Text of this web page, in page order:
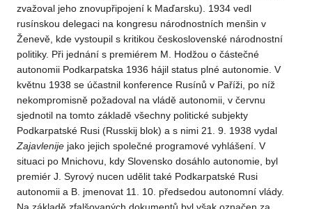
zvažoval jeho znovupřipojení k Maďarsku). 1934 vedl
rusínskou delegaci na kongresu národnostních menšin v
Ženevě, kde vystoupil s kritikou československé národnostní
politiky. Při jednání s premiérem M. Hodžou o částečné
autonomii Podkarpatska 1936 hájil status plné autonomie. V
květnu 1938 se účastnil konference Rusínů v Paříži, po níž
nekompromisně požadoval na vládě autonomii, v červnu
sjednotil na tomto základě všechny politické subjekty
Podkarpatské Rusi (Russkij blok) a s nimi 21. 9. 1938 vydal
Zajavlenije jako jejich společné programové vyhlášení. V
situaci po Mnichovu, kdy Slovensko dosáhlo autonomie, byl
premiér J. Syrový nucen udělit také Podkarpatské Rusi
autonomii a B. jmenovat 11. 10. předsedou autonomní vlády.